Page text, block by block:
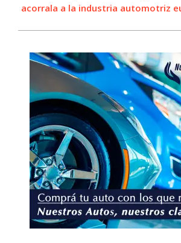
acorrala a la industria automotriz